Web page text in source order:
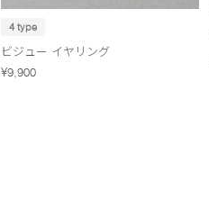
4 type
ビジュー イヤリング
¥9,900